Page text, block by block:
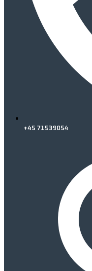
+45 71539054